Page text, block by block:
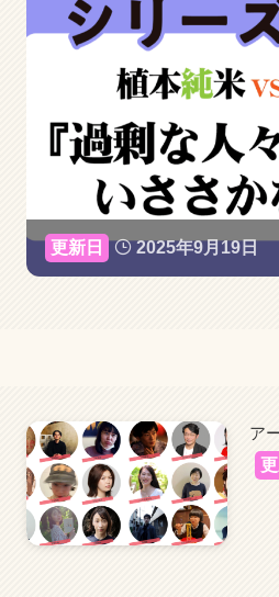
2025年9月19日
ア